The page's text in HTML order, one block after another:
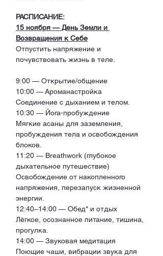
РАСПИСАНИЕ:
15 ноября — День Земли и
Возвращения к Себе
Отпустить напряжение и
почувствовать жизнь в теле.
9:00 — Открытие/общение
10:00 — Ароманастройка
Соединение с дыханием и телом.
10:30 — Йога-пробуждение
Мягкие асаны для заземления,
пробуждения тела и освобождения
блоков.
11:20 — Breathwork (глубокое
дыхательное путешествие)
Освобождение от накопленного
напряжения, перезапуск жизненной
энергии.
12:40–14:00 — Обед* и отдых
Лёгкое, осознанное питание, тишина,
прогулка.
14:00 — Звуковая медитация
Поющие чаши, вибрации звука для